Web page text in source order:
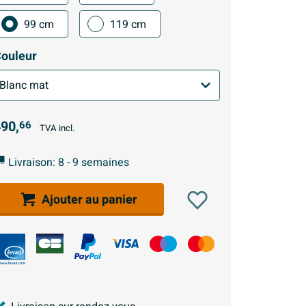
99 cm 119 cm
66 TVA incl.
Livraison: 8 - 9 semaines
Ajouter au panier